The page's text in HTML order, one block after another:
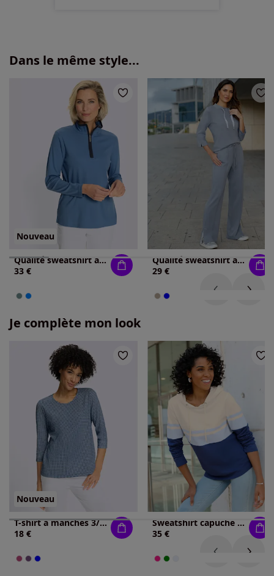
Dans le même style...
Nouveau
Qualité sweatshirt agréable
33 €
Qualité sweatshirt agréable
29 €
Je complète mon look
Nouveau
T-shirt à manches 3/4 imprimé minimaliste moderne
18 €
Sweatshirt capuche avec coulisse et lien à nouer
35 €